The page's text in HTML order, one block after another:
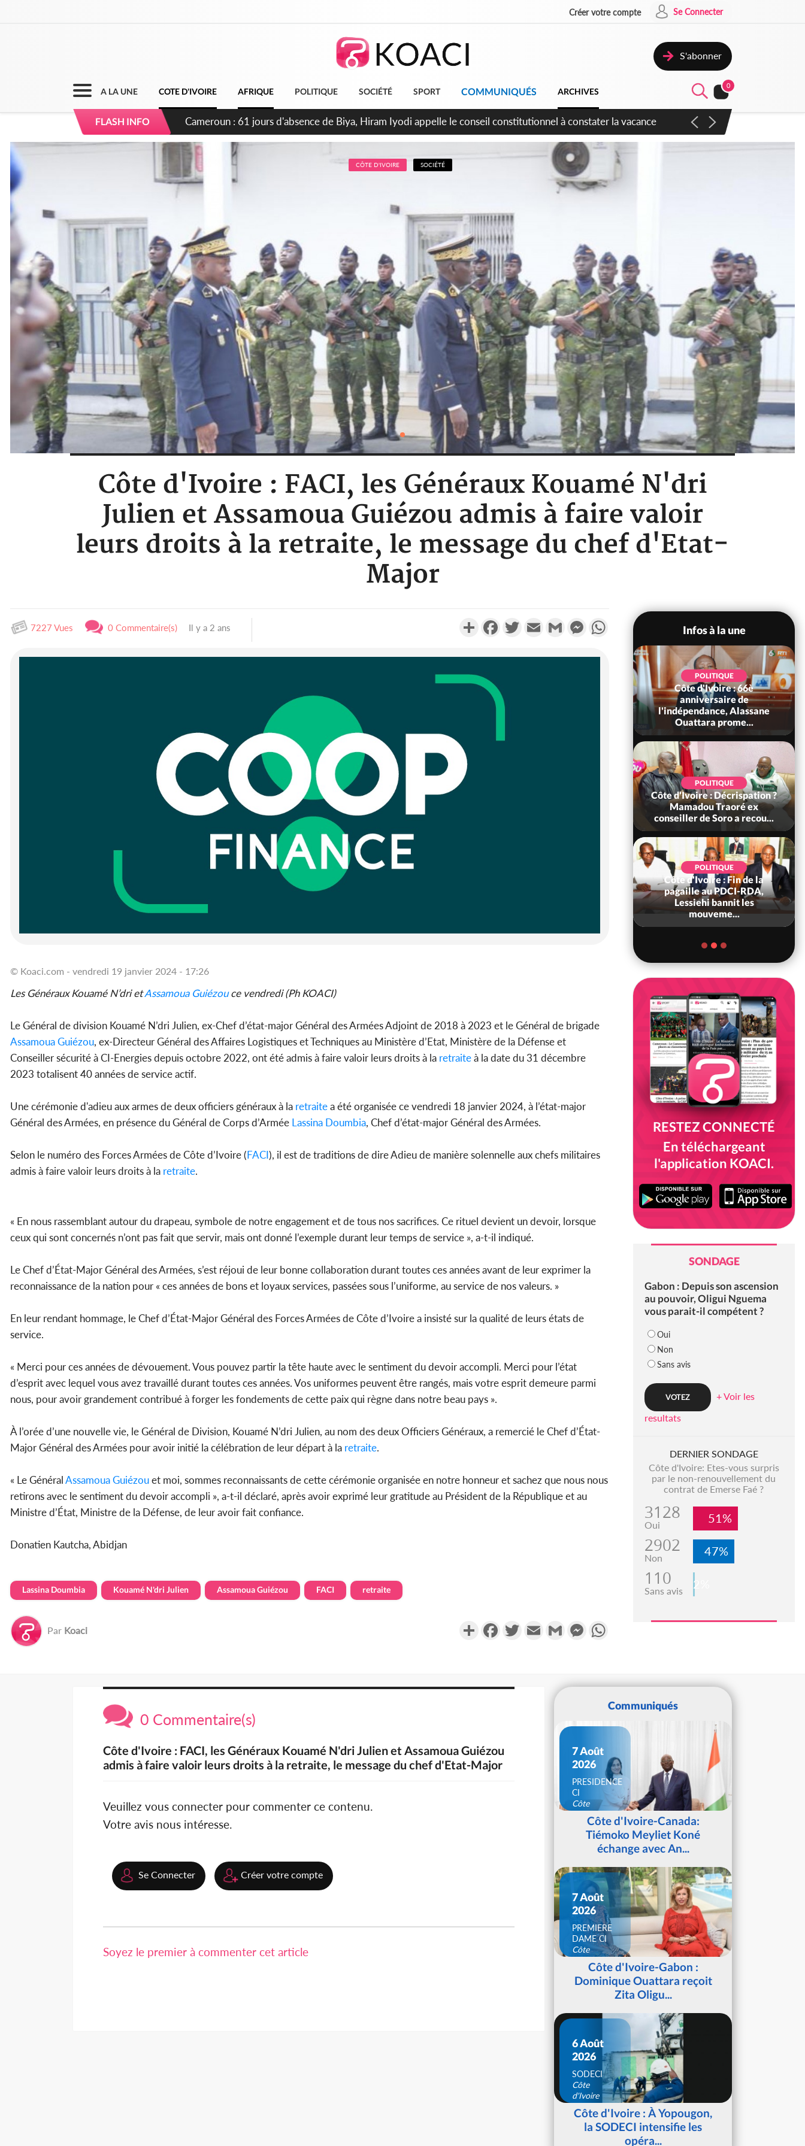
Créer votre compte Se Connecter
S'abonner
A LA UNE COTE D'IVOIRE AFRIQUE POLITIQUE SOCIÉTÉ SPORT COMMUNIQUÉS ARCHIVES
0
FLASH INFO Côte d'Ivoire : Fin de la pagaille au PDCI-RDA, Lessiehi bannit les mouvements sauvages
CÔTE D'IVOIRE SOCIÉTÉ
Côte d'Ivoire : FACI, les Généraux Kouamé N'dri
Julien et Assamoua Guiézou admis à faire valoir
leurs droits à la retraite, le message du chef d'Etat-
Major
7227 Vues 0 Commentaire(s) Il y a 2 ans PartagerFacebookTwitterEmail Gmail MessengerWhatsApp
© Koaci.com - vendredi 19 janvier 2024 - 17:26
Les Généraux Kouamé N’dri etAssamoua Guiézouce vendredi (Ph KOACI)
Le Général de division Kouamé N’dri Julien, ex-Chef d’état-major Général des Armées Adjoint de 2018 à 2023 et le Général de brigade
Assamoua Guiézou, ex-Directeur Général des Affaires Logistiques et Techniques au Ministère d’Etat, Ministère de la Défense et
Conseiller sécurité à CI-Energies depuis octobre 2022, ont été admis à faire valoir leurs droits à la retraiteà la date du 31 décembre
2023 totalisent 40 années de service actif.
Une cérémonie d'adieu aux armes de deux officiers généraux à la retraitea été organisée ce vendredi 18 janvier 2024, à l’état-major
Général des Armées, en présence du Général de Corps d’Armée Lassina Doumbia, Chef d’état-major Général des Armées.
Selon le numéro des Forces Armées de Côte d’Ivoire (FACI), il est de traditions de dire Adieu de manière solennelle aux chefs militaires
admis à faire valoir leurs droits à la retraite.
« En nous rassemblant autour du drapeau, symbole de notre engagement et de tous nos sacrifices. Ce rituel devient un devoir, lorsque
ceux qui sont concernés n’ont pas fait que servir, mais ont donné l’exemple durant leur temps de service », a-t-il indiqué.
Le Chef d’État-Major Général des Armées, s’est réjoui de leur bonne collaboration durant toutes ces années avant de leur exprimer la
reconnaissance de la nation pour « ces années de bons et loyaux services, passées sous l’uniforme, au service de nos valeurs. »
En leur rendant hommage, le Chef d’État-Major Général des Forces Armées de Côte d’Ivoire a insisté sur la qualité de leurs états de
service.
« Merci pour ces années de dévouement. Vous pouvez partir la tête haute avec le sentiment du devoir accompli. Merci pour l’état
d’esprit avec lequel vous avez travaillé durant toutes ces années. Vos uniformes peuvent être rangés, mais votre esprit demeure parmi
nous, pour avoir grandement contribué à forger les fondements de cette paix qui règne dans notre beau pays ».
À l’orée d’une nouvelle vie, le Général de Division, Kouamé N’dri Julien, au nom des deux Officiers Généraux, a remercié le Chef d’État-
Major Général des Armées pour avoir initié la célébration de leur départ à la retraite.
« Le GénéralAssamoua Guiézouet moi, sommes reconnaissants de cette cérémonie organisée en notre honneur et sachez que nous nous
retirons avec le sentiment du devoir accompli », a-t-il déclaré, après avoir exprimé leur gratitude au Président de la République et au
Ministre d’État, Ministre de la Défense, de leur avoir fait confiance.
Donatien Kautcha, Abidjan
Lassina Doumbia Kouamé N'dri Julien Assamoua Guiézou FACI retraite
Par Koaci PartagerFacebookTwitterEmail Gmail MessengerWhatsApp
Infos à la une
d'absence de Biya, Hiram
Iyodi appelle le conseil
POLITIQUE
Côte d'Ivoire : 66è
anniversaire de
l'indépendance, Alassane
Ouattara prome...
POLITIQUE
Côte d'Ivoire : Décrispation ?
Mamadou Traoré ex
conseiller de Soro a recou...
POLITIQUE
Côte d'Ivoire : Fin de la
pagaille au PDCI-RDA,
Lessiehi bannit les
mouveme...
RESTEZ CONNECTÉ
En téléchargeant
l'application KOACI.
SONDAGE
Gabon : Depuis son ascension
au pouvoir, Oligui Nguema
vous parait-il compétent ?
Oui
Non
Sans avis
+ Voir les
resultats
DERNIER SONDAGE
Côte d'Ivoire: Etes-vous surpris
par le non-renouvellement du
contrat de Emerse Faé ?
3128
Oui 51%
2902
Non 47%
110
Sans avis 2%
0 Commentaire(s)
Côte d'Ivoire : FACI, les Généraux Kouamé N'dri Julien et Assamoua Guiézou
admis à faire valoir leurs droits à la retraite, le message du chef d'Etat-Major
Veuillez vous connecter pour commenter ce contenu.
Votre avis nous intéresse.
Se Connecter Créer votre compte
Soyez le premier à commenter cet article
Communiqués
7 Août
2026
PRESIDENCE
CI
Côte
d'IvoireCôte d'Ivoire-Canada:
Tiémoko Meyliet Koné
échange avec An...
7 Août
2026
PREMIERE
DAME CI
Côte
d'IvoireCôte d'Ivoire-Gabon :
Dominique Ouattara reçoit
Zita Oligu...
6 Août
2026
SODECI
Côte
d'Ivoire
Côte d'Ivoire : À Yopougon,
la SODECI intensifie les
opéra...